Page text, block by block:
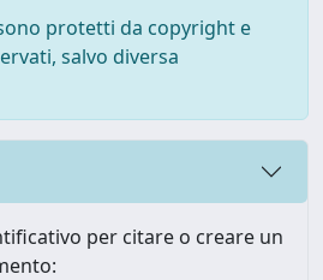
protetti da copyright e
salvo diversa
per citare o creare un